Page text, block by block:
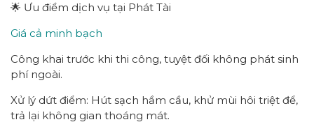
🌟 Ưu điểm dịch vụ tại Phát Tài
Giá cả minh bạch
Công khai trước khi thi công, tuyệt đối không phát sinh
phí ngoài.
Xử lý dứt điểm: Hút sạch hầm cầu, khử mùi hôi triệt để,
trả lại không gian thoáng mát.